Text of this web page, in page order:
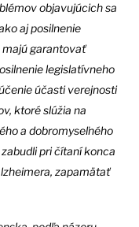
objavujúcich sa
aj posilnenie
garantovať
legislatívneho
účasti verejnosti
ktoré slúžia na
a dobromyseľného
pri čítaní konca
zapamätať